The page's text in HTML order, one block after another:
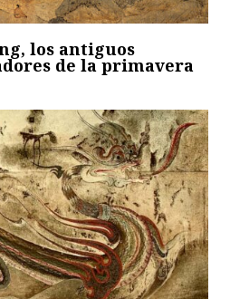
los antiguos
de la primavera